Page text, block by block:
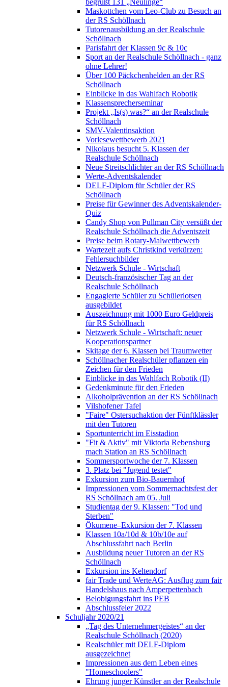
begrüßt 131 „Neulinge“
Maskottchen vom Leo-Club zu Besuch an
der RS Schöllnach
Tutorenausbildung an der Realschule
Schöllnach
Parisfahrt der Klassen 9c & 10c
Sport an der Realschule Schöllnach - ganz
ohne Lehrer!
Über 100 Päckchenhelden an der RS
Schöllnach
Einblicke in das Wahlfach Robotik
Klassensprecherseminar
Projekt „Is(s) was?“ an der Realschule
Schöllnach
SMV-Valentinsaktion
Vorlesewettbewerb 2021
Nikolaus besucht 5. Klassen der
Realschule Schöllnach
Neue Streitschlichter an der RS Schöllnach
Werte-Adventskalender
DELF-Diplom für Schüler der RS
Schöllnach
Preise für Gewinner des Adventskalender-
Quiz
Candy Shop von Pullman City versüßt der
Realschule Schöllnach die Adventszeit
Preise beim Rotary-Malwettbewerb
Wartezeit aufs Christkind verkürzen:
Fehlersuchbilder
Netzwerk Schule - Wirtschaft
Deutsch-französischer Tag an der
Realschule Schöllnach
Engagierte Schüler zu Schülerlotsen
ausgebildet
Auszeichnung mit 1000 Euro Geldpreis
für RS Schöllnach
Netzwerk Schule - Wirtschaft: neuer
Kooperationspartner
Skitage der 6. Klassen bei Traumwetter
Schöllnacher Realschüler pflanzen ein
Zeichen für den Frieden
Einblicke in das Wahlfach Robotik (II)
Gedenkminute für den Frieden
Alkoholprävention an der RS Schöllnach
Vilshofener Tafel
"Faire" Ostersuchaktion der Fünftklässler
mit den Tutoren
Sportunterricht im Eisstadion
"Fit & Aktiv" mit Viktoria Rebensburg
mach Station an RS Schöllnach
Sommersportwoche der 7. Klassen
3. Platz bei "Jugend testet"
Exkursion zum Bio-Bauernhof
Impressionen vom Sommernachtsfest der
RS Schöllnach am 05. Juli
Studientag der 9. Klassen: "Tod und
Sterben"
Ökumene–Exkursion der 7. Klassen
Klassen 10a/10d & 10b/10e auf
Abschlussfahrt nach Berlin
Ausbildung neuer Tutoren an der RS
Schöllnach
Exkursion ins Keltendorf
fair Trade und WerteAG: Ausflug zum fair
Handelshaus nach Amperpettenbach
Belobigungsfahrt ins PEB
Abschlussfeier 2022
Schuljahr 2020/21
„Tag des Unternehmergeistes“ an der
Realschule Schöllnach (2020)
Realschüler mit DELF-Diplom
ausgezeichnet
Impressionen aus dem Leben eines
"Homeschoolers"
Ehrung junger Künstler an der Realschule